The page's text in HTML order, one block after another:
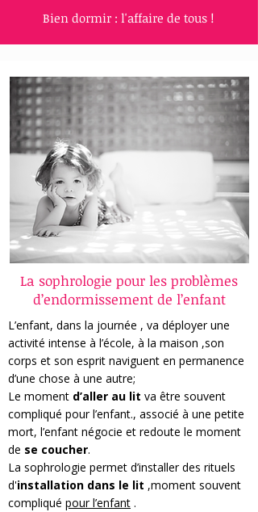
Bien dormir : l'affaire de tous !
La sophrologie pour les problèmes
d’endormissement de l’enfant
L’enfant, dans la journée , va déployer une
activité intense à l’école, à la maison ,son
corps et son esprit naviguent en permanence
d’une chose à une autre;
Le moment d’aller au lit va être souvent
compliqué pour l’enfant., associé à une petite
mort, l’enfant négocie et redoute le moment
de se coucher.
La sophrologie permet d’installer des rituels
d'installation dans le lit ,moment souvent
compliqué pour l’enfant .